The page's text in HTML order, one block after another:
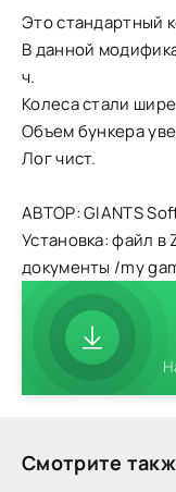
Это стандартный
В данной
ч.
Колеса стали
Объем бункера
Лог чист.
АВТОР: GIANTS
Установка: файл в
документы /my
Смотрите